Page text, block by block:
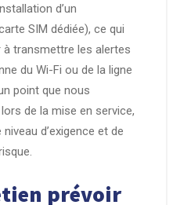
d’un
SIM dédiée), ce qui
transmettre les alertes
du Wi-Fi ou de la ligne
point que nous
de la mise en service,
d’exigence et de
prévoir